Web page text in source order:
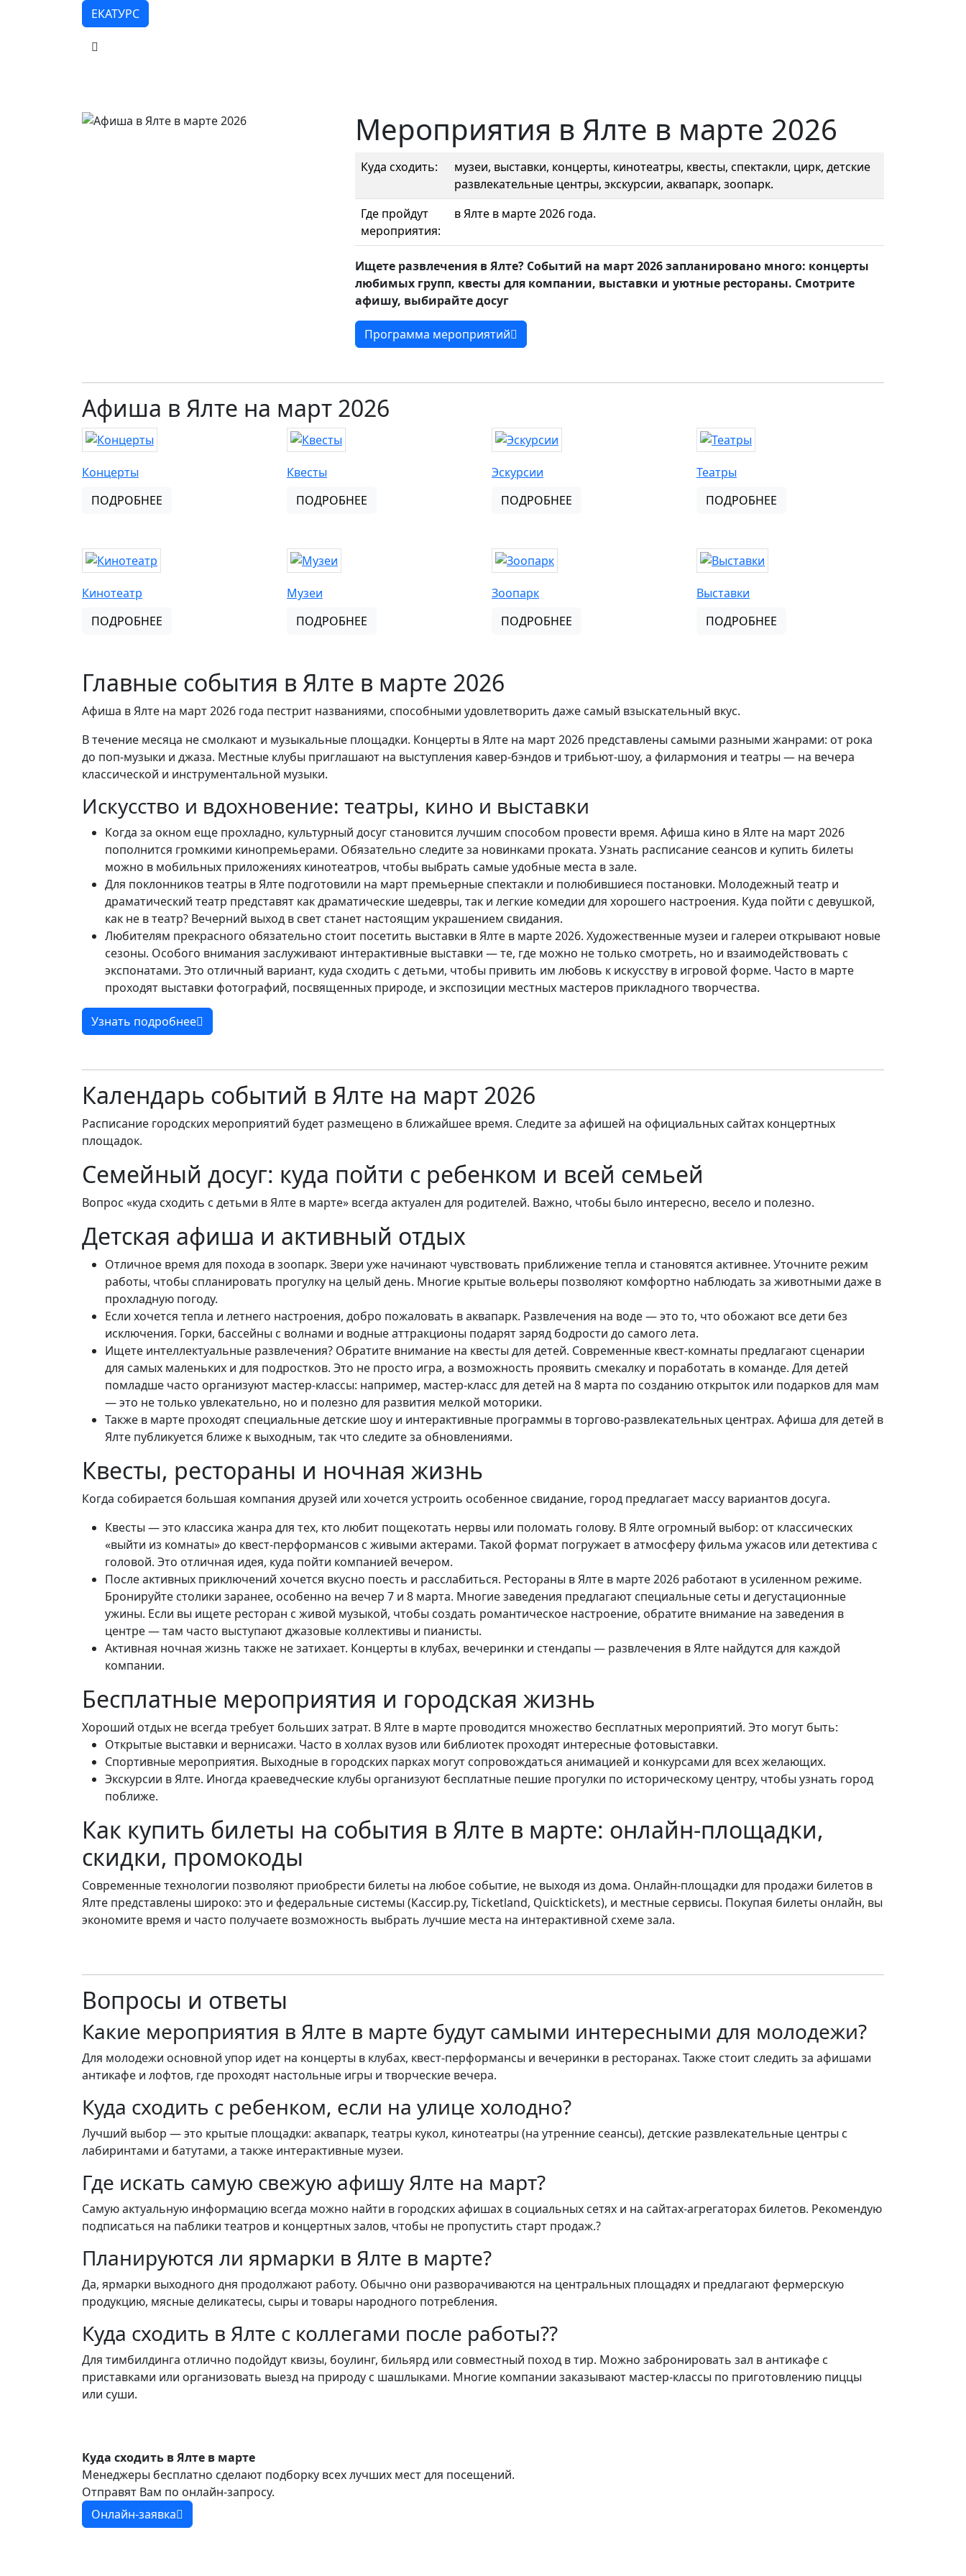
ЕКАТУРС
Мероприятия в Ялте в марте 2026
Куда сходить:
музеи, выставки, концерты, кинотеатры, квесты, спектакли, цирк, детские
развлекательные центры, экскурсии, аквапарк, зоопарк.
Где пройдут
мероприятия:
в Ялте в марте 2026 года.
Ищете развлечения в Ялте? Событий на март 2026 запланировано много: концерты
любимых групп, квесты для компании, выставки и уютные рестораны. Смотрите
афишу, выбирайте досуг
Программа мероприятий
Афиша в Ялте на март 2026
Концерты
ПОДРОБНЕЕ
Квесты
ПОДРОБНЕЕ
Эскурсии
ПОДРОБНЕЕ
Театры
ПОДРОБНЕЕ
Кинотеатр
ПОДРОБНЕЕ
Музеи
ПОДРОБНЕЕ
Зоопарк
ПОДРОБНЕЕ
Выставки
ПОДРОБНЕЕ
Главные события в Ялте в марте 2026
Афиша в Ялте на март 2026 года пестрит названиями, способными удовлетворить даже самый взыскательный вкус.
В течение месяца не смолкают и музыкальные площадки. Концерты в Ялте на март 2026 представлены самыми разными жанрами: от рока
до поп-музыки и джаза. Местные клубы приглашают на выступления кавер-бэндов и трибьют-шоу, а филармония и театры — на вечера
классической и инструментальной музыки.
Искусство и вдохновение: театры, кино и выставки
Когда за окном еще прохладно, культурный досуг становится лучшим способом провести время. Афиша кино в Ялте на март 2026
пополнится громкими кинопремьерами. Обязательно следите за новинками проката. Узнать расписание сеансов и купить билеты
можно в мобильных приложениях кинотеатров, чтобы выбрать самые удобные места в зале.
Для поклонников театры в Ялте подготовили на март премьерные спектакли и полюбившиеся постановки. Молодежный театр и
драматический театр представят как драматические шедевры, так и легкие комедии для хорошего настроения. Куда пойти с девушкой,
как не в театр? Вечерний выход в свет станет настоящим украшением свидания.
Любителям прекрасного обязательно стоит посетить выставки в Ялте в марте 2026. Художественные музеи и галереи открывают новые
сезоны. Особого внимания заслуживают интерактивные выставки — те, где можно не только смотреть, но и взаимодействовать с
экспонатами. Это отличный вариант, куда сходить с детьми, чтобы привить им любовь к искусству в игровой форме. Часто в марте
проходят выставки фотографий, посвященных природе, и экспозиции местных мастеров прикладного творчества.
Узнать подробнее
Календарь событий в Ялте на март 2026
Расписание городских мероприятий будет размещено в ближайшее время. Следите за афишей на официальных сайтах концертных
площадок.
Семейный досуг: куда пойти с ребенком и всей семьей
Вопрос «куда сходить с детьми в Ялте в марте» всегда актуален для родителей. Важно, чтобы было интересно, весело и полезно.
Детская афиша и активный отдых
Отличное время для похода в зоопарк. Звери уже начинают чувствовать приближение тепла и становятся активнее. Уточните режим
работы, чтобы спланировать прогулку на целый день. Многие крытые вольеры позволяют комфортно наблюдать за животными даже в
прохладную погоду.
Если хочется тепла и летнего настроения, добро пожаловать в аквапарк. Развлечения на воде — это то, что обожают все дети без
исключения. Горки, бассейны с волнами и водные аттракционы подарят заряд бодрости до самого лета.
Ищете интеллектуальные развлечения? Обратите внимание на квесты для детей. Современные квест-комнаты предлагают сценарии
для самых маленьких и для подростков. Это не просто игра, а возможность проявить смекалку и поработать в команде. Для детей
помладше часто организуют мастер-классы: например, мастер-класс для детей на 8 марта по созданию открыток или подарков для мам
— это не только увлекательно, но и полезно для развития мелкой моторики.
Также в марте проходят специальные детские шоу и интерактивные программы в торгово-развлекательных центрах. Афиша для детей в
Ялте публикуется ближе к выходным, так что следите за обновлениями.
Квесты, рестораны и ночная жизнь
Когда собирается большая компания друзей или хочется устроить особенное свидание, город предлагает массу вариантов досуга.
Квесты — это классика жанра для тех, кто любит пощекотать нервы или поломать голову. В Ялте огромный выбор: от классических
«выйти из комнаты» до квест-перформансов с живыми актерами. Такой формат погружает в атмосферу фильма ужасов или детектива с
головой. Это отличная идея, куда пойти компанией вечером.
После активных приключений хочется вкусно поесть и расслабиться. Рестораны в Ялте в марте 2026 работают в усиленном режиме.
Бронируйте столики заранее, особенно на вечер 7 и 8 марта. Многие заведения предлагают специальные сеты и дегустационные
ужины. Если вы ищете ресторан с живой музыкой, чтобы создать романтическое настроение, обратите внимание на заведения в
центре — там часто выступают джазовые коллективы и пианисты.
Активная ночная жизнь также не затихает. Концерты в клубах, вечеринки и стендапы — развлечения в Ялте найдутся для каждой
компании.
Бесплатные мероприятия и городская жизнь
Хороший отдых не всегда требует больших затрат. В Ялте в марте проводится множество бесплатных мероприятий. Это могут быть:
Открытые выставки и вернисажи. Часто в холлах вузов или библиотек проходят интересные фотовыставки.
Спортивные мероприятия. Выходные в городских парках могут сопровождаться анимацией и конкурсами для всех желающих.
Экскурсии в Ялте. Иногда краеведческие клубы организуют бесплатные пешие прогулки по историческому центру, чтобы узнать город
поближе.
Как купить билеты на события в Ялте в марте: онлайн-площадки,
скидки, промокоды
Современные технологии позволяют приобрести билеты на любое событие, не выходя из дома. Онлайн-площадки для продажи билетов в
Ялте представлены широко: это и федеральные системы (Кассир.ру, Ticketland, Quicktickets), и местные сервисы. Покупая билеты онлайн, вы
экономите время и часто получаете возможность выбрать лучшие места на интерактивной схеме зала.
Вопросы и ответы
Какие мероприятия в Ялте в марте будут самыми интересными для молодежи?
Для молодежи основной упор идет на концерты в клубах, квест-перформансы и вечеринки в ресторанах. Также стоит следить за афишами
антикафе и лофтов, где проходят настольные игры и творческие вечера.
Куда сходить с ребенком, если на улице холодно?
Лучший выбор — это крытые площадки: аквапарк, театры кукол, кинотеатры (на утренние сеансы), детские развлекательные центры с
лабиринтами и батутами, а также интерактивные музеи.
Где искать самую свежую афишу Ялте на март?
Самую актуальную информацию всегда можно найти в городских афишах в социальных сетях и на сайтах-агрегаторах билетов. Рекомендую
подписаться на паблики театров и концертных залов, чтобы не пропустить старт продаж.?
Планируются ли ярмарки в Ялте в марте?
Да, ярмарки выходного дня продолжают работу. Обычно они разворачиваются на центральных площадях и предлагают фермерскую
продукцию, мясные деликатесы, сыры и товары народного потребления.
Куда сходить в Ялте с коллегами после работы??
Для тимбилдинга отлично подойдут квизы, боулинг, бильярд или совместный поход в тир. Можно забронировать зал в антикафе с
приставками или организовать выезд на природу с шашлыками. Многие компании заказывают мастер-классы по приготовлению пиццы
или суши.
Куда сходить в Ялте в марте
Менеджеры бесплатно сделают подборку всех лучших мест для посещений.
Отправят Вам по онлайн-запросу.
Онлайн-заявка